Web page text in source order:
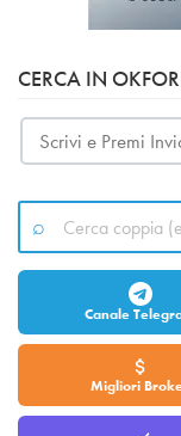
CERCA IN
Canale
Migliori